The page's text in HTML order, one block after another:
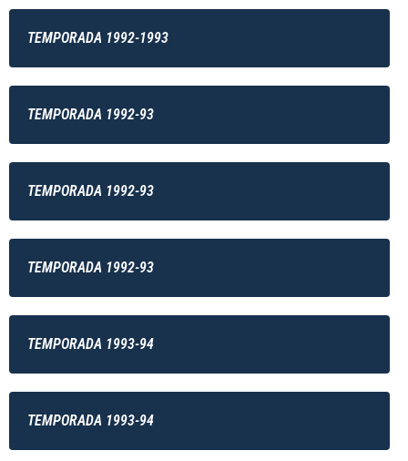
TEMPORADA 1992-1993
TEMPORADA 1992-93
TEMPORADA 1992-93
TEMPORADA 1992-93
TEMPORADA 1993-94
TEMPORADA 1993-94